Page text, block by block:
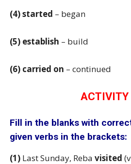
(4) started – began
(5) establish – build
(6) carried on – continued
ACTIVITY
Fill in the blanks with
given verbs in the brackets:
(1) Last Sunday, Reba visited